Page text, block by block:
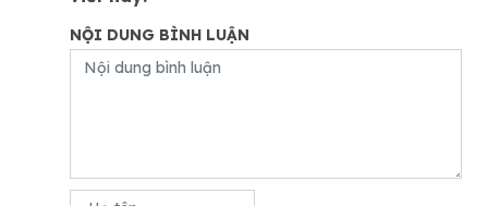
NỘI DUNG BÌNH LUẬN